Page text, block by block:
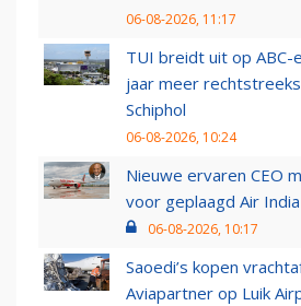
06-08-2026, 11:17
TUI breidt uit op ABC-
jaar meer
Schiphol
06-08-2026, 10:24
Nieuwe ervaren CEO
voor geplaagd Air India
06-08-2026, 10:17
Saoedi’s kopen
Aviapartner op Luik